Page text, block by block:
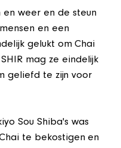
en weer en de steun
en een
gelukt om Chai
mag ze eindelijk
geliefd te zijn voor
Sou Shiba's was
te bekostigen en